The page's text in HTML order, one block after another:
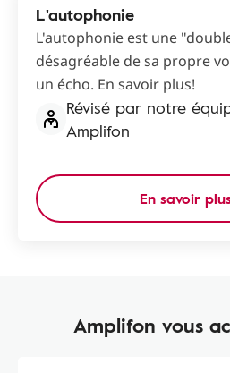
L'autophonie
L'autophonie est une
désagréable de sa propre
un écho. En savoir plus!
Révisé par notre
Amplifon
En savoir
Amplifon vous